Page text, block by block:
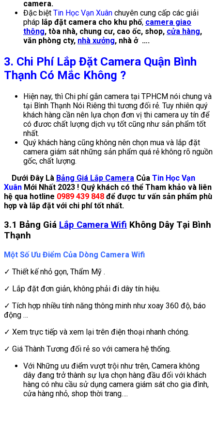
camera.
Đặc biệt Tin Học Vạn Xuân chuyên cung cấp các giải
pháp lắp đặt camera cho khu phố, camera giao
thông, tòa nhà, chung cư, cao ốc, shop, cửa hàng,
văn phòng cty, nhà xưởng, nhà ở ….
3. Chi Phí Lắp Đặt Camera Quận Bình
Thạnh Có Mắc Không ?
Hiện nay, thì Chi phí gắn camera tại TPHCM nói chung và
tại Bình Thạnh Nói Riêng thì tương đối rẻ. Tuy nhiên quý
khách hàng cần nên lựa chọn đơn vị thi camera uy tín để
có đươc chất lượng dịch vụ tốt cũng như sản phẩm tốt
nhất.
Quý khách hàng cũng không nên chọn mua và lắp đặt
camera giám sát những sản phẩm quá rẻ không rõ nguồn
gốc, chất lượng.
Dưới Đây Là Bảng Giá Lắp Camera Của Tin Học Vạn
Xuân Mới Nhất 2023 ! Quý khách có thể Tham khảo và liên
hệ qua hotline 0989 439 848 để được tư vấn sản phẩm phù
hợp và lắp đặt với chi phí tốt nhất.
3.1 Bảng Giá Lắp Camera Wifi Không Dây Tại Bình
Thạnh
Một Số Ưu Điểm Của Dòng Camera Wifi
✓ Thiết kế nhỏ gọn, Thẩm Mỹ .
✓ Lắp đặt đơn giản, không phải đi dây tín hiệu.
✓ Tích hợp nhiều tính năng thông minh như xoay 360 độ, báo
động …
✓ Xem trực tiếp và xem lại trên điện thoại nhanh chóng.
✓ Giá Thành Tương đối rẻ so với camera hệ thống.
Với Những ưu điểm vượt trội như trên, Camera không
dây đang trở thành sự lựa chọn hàng đầu đối với khách
hàng có nhu cầu sử dụng camera giám sát cho gia đình,
cửa hàng nhỏ, shop thời trang….